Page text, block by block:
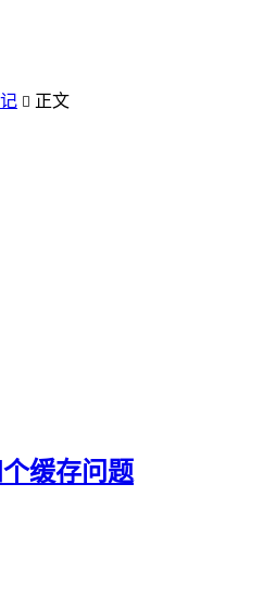
 正文
缓存问题